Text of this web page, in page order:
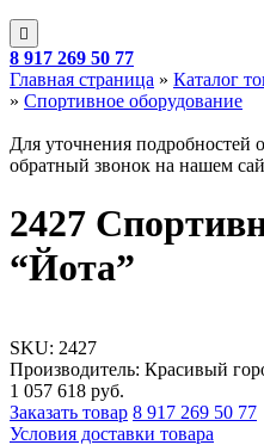
8 917 269 50 77
Главная страница » Каталог
» Спортивное оборудование
Для уточнения подробностей о
обратный звонок на нашем
2427
“Йота”
SKU: 2427
Производитель: Красивый
1 057 618 руб.
Заказать товар 8 917 269 50 77
Условия доставки товара